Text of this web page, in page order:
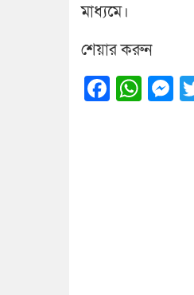
মাধ্যমে।
শেয়ার করুন